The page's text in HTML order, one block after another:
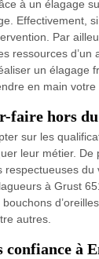
à un élagage
Effectivement,
Par
ressources
un élagage
en main votre
faire hors
sur les
leur métier.
du
à Grust
autres.
confiance à